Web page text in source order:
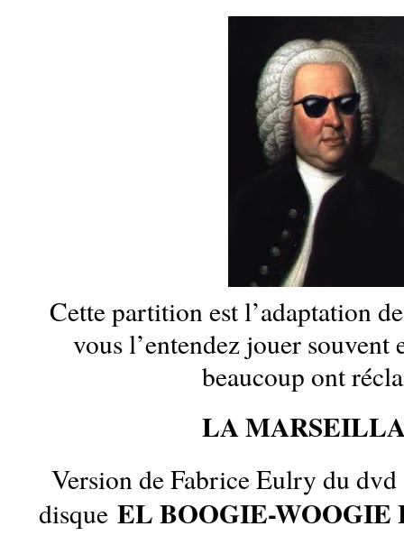
Cette partition est l’adaptation
vous l’entendez jouer souvent
beaucoup ont
LA
Version de Fabrice Eulry du
disqueEL BOOGIE-WOOGIE